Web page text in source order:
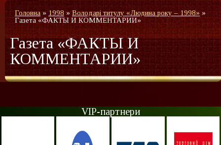
Головна»1998»Володарі титулу «Людина року – 1998» »
Газета «ФАКТЫ И КОММЕНТАРИИ»
Газета «ФАКТЫ И
КОММЕНТАРИИ»
VIP-партнери